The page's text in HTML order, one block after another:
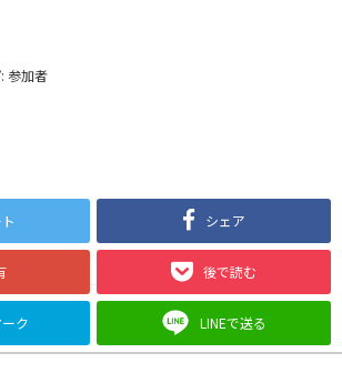
参加者
シェア
後で読む
ク LINEで送る